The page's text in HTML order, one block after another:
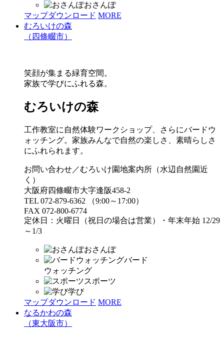
おさんぽ
マップダウンロード MORE
むろいけの森
（四條畷市）
笑顔が集まる緑育空間。
家族で学びにふれる森。
むろいけの森
工作教室に自然体験ワークショップ、さらにバードウ
ォッチング。家族みんなで自然の楽しさ、素晴らしさ
にふれられます。
お問い合わせ／むろいけ園地案内所（水辺自然園近
く）
大阪府四條畷市大字逢阪458-2
TEL 072-879-6362 （9:00～17:00）
FAX 072-800-6774
定休日：火曜日（祝日の場合は営業）・年末年始 12/29
～1/3
おさんぽ
バード
ウォッチング
スポーツ
学び
マップダウンロード MORE
なるかわの森
（東大阪市）